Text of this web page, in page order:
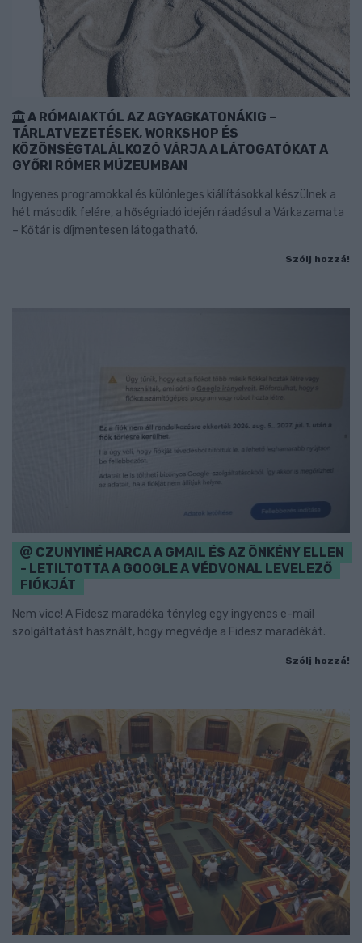
A RÓMAIAKTÓL AZ AGYAGKATONÁKIG –
TÁRLATVEZETÉSEK, WORKSHOP ÉS
KÖZÖNSÉGTALÁLKOZÓ VÁRJA A LÁTOGATÓKAT A
GYŐRI RÓMER MÚZEUMBAN
Ingyenes programokkal és különleges kiállításokkal készülnek a
hét második felére, a hőségriadó idején ráadásul a Várkazamata
– Kőtár is díjmentesen látogatható.
Szólj hozzá!
CZUNYINÉ HARCA A GMAIL ÉS AZ ÖNKÉNY ELLEN
- LETILTOTTA A GOOGLE A VÉDVONAL LEVELEZŐ
FIÓKJÁT
Nem vicc! A Fidesz maradéka tényleg egy ingyenes e-mail
szolgáltatást használt, hogy megvédje a Fidesz maradékát.
Szólj hozzá!